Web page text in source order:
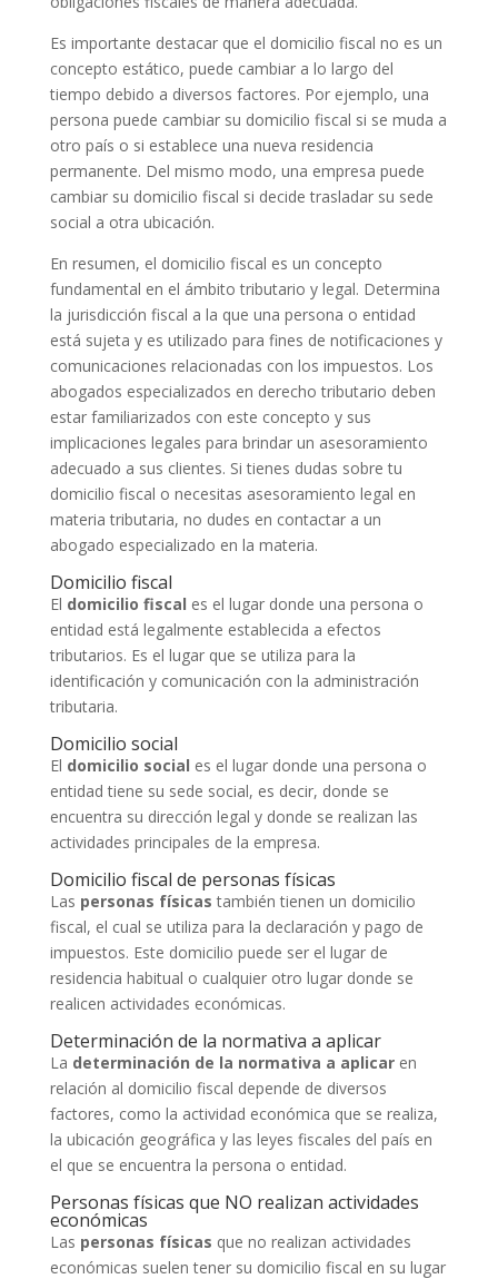
Es importante destacar que el domicilio fiscal no es un
concepto estático, puede cambiar a lo largo del
tiempo debido a diversos factores. Por ejemplo, una
persona puede cambiar su domicilio fiscal si se muda a
otro país o si establece una nueva residencia
permanente. Del mismo modo, una empresa puede
cambiar su domicilio fiscal si decide trasladar su sede
social a otra ubicación.
En resumen, el domicilio fiscal es un concepto
fundamental en el ámbito tributario y legal. Determina
la jurisdicción fiscal a la que una persona o entidad
está sujeta y es utilizado para fines de notificaciones y
comunicaciones relacionadas con los impuestos. Los
abogados especializados en derecho tributario deben
estar familiarizados con este concepto y sus
implicaciones legales para brindar un asesoramiento
adecuado a sus clientes. Si tienes dudas sobre tu
domicilio fiscal o necesitas asesoramiento legal en
materia tributaria, no dudes en contactar a un
abogado especializado en la materia.
Domicilio fiscal
El domicilio fiscal es el lugar donde una persona o
entidad está legalmente establecida a efectos
tributarios. Es el lugar que se utiliza para la
identificación y comunicación con la administración
tributaria.
Domicilio social
El domicilio social es el lugar donde una persona o
entidad tiene su sede social, es decir, donde se
encuentra su dirección legal y donde se realizan las
actividades principales de la empresa.
Domicilio fiscal de personas físicas
Las personas físicas también tienen un domicilio
fiscal, el cual se utiliza para la declaración y pago de
impuestos. Este domicilio puede ser el lugar de
residencia habitual o cualquier otro lugar donde se
realicen actividades económicas.
Determinación de la normativa a aplicar
La determinación de la normativa a aplicaren
relación al domicilio fiscal depende de diversos
factores, como la actividad económica que se realiza,
la ubicación geográfica y las leyes fiscales del país en
el que se encuentra la persona o entidad.
Personas físicas que NO realizan actividades
económicas
Las personas físicas que no realizan actividades
económicas suelen tener su domicilio fiscal en su lugar